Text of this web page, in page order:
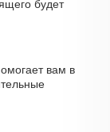
будет
вам в